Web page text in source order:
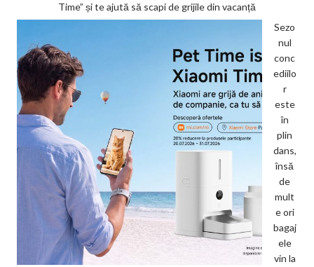
Time” și te ajută să scapi de grijile din vacanță
Sezo
nul
conc
ediilo
r
este
în
plin
dans,
însă
de
mult
e ori
bagaj
ele
vin la